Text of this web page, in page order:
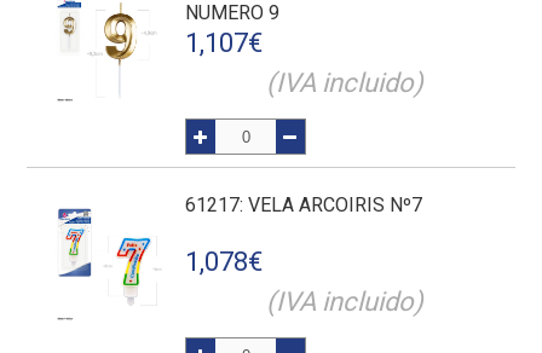
NUMERO 9
1,107€
(IVA incluido)
61217: VELA ARCOIRIS Nº7
1,078€
(IVA incluido)